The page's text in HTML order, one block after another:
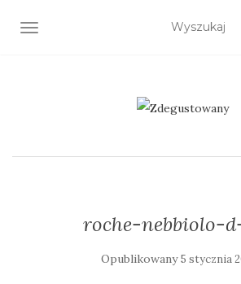
TOGGLE NAVIGATION
roche-nebbiolo-
Opublikowany5 stycznia